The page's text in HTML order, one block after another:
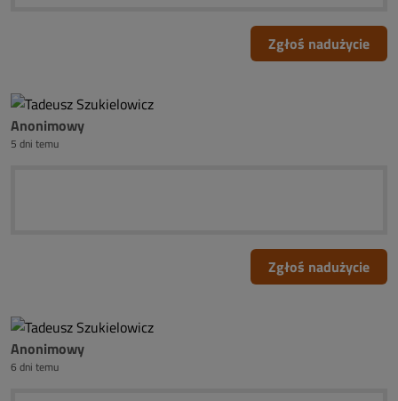
Zgłoś nadużycie
Anonimowy
5 dni temu
Zgłoś nadużycie
Anonimowy
6 dni temu